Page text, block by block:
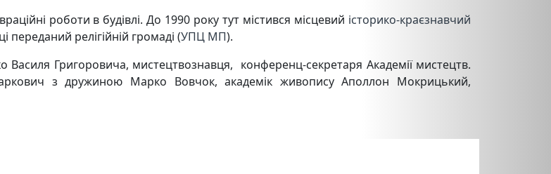
роботи в будівлі. До 1990 року тут містився місцевий історико-краєзнавчий
релігійній громаді (УПЦ МП).
Василя Григоровича, мистецтвознавця, конференц-секретаря Академії мистецтв.
з дружиною Марко Вовчок, академік живопису Аполлон Мокрицький,